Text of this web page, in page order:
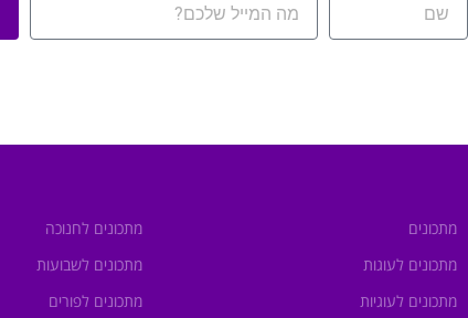
מתכונים
מתכונים לעוגות
מתכונים לעוגיות
מתכונים לחנוכה
מתכונים לשבועות
מתכונים לפורים